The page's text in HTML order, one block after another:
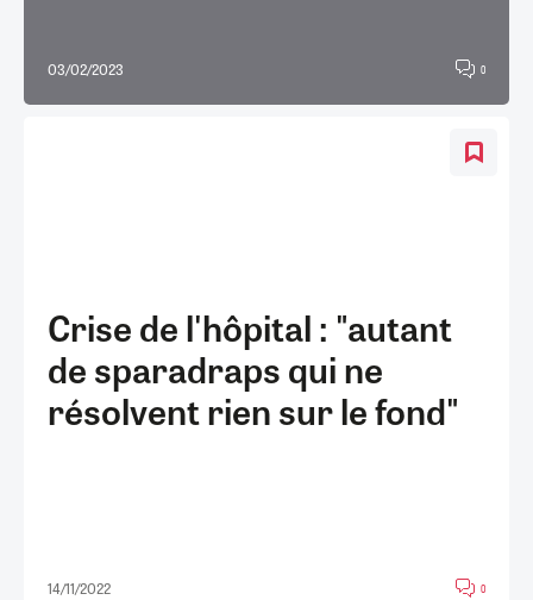
03/02/2023 0
Crise de l'hôpital : "autant
de sparadraps qui ne
résolvent rien sur le fond"
14/11/2022 0